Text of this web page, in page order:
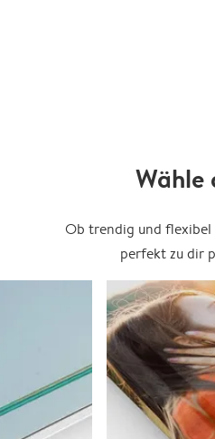
Wähle
Ob trendig und flexibel
perfekt zu dir